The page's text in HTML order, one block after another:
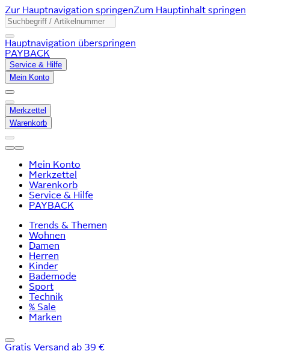
Zur Hauptnavigation springenZum Hauptinhalt springen
Hauptnavigation überspringen
PAYBACK
Service & Hilfe
Mein Konto
Merkzettel
Warenkorb
Mein Konto
Merkzettel
Warenkorb
Service & Hilfe
PAYBACK
Trends & Themen
Wohnen
Damen
Herren
Kinder
Bademode
Sport
Technik
% Sale
Marken
Gratis Versand ab 39 €